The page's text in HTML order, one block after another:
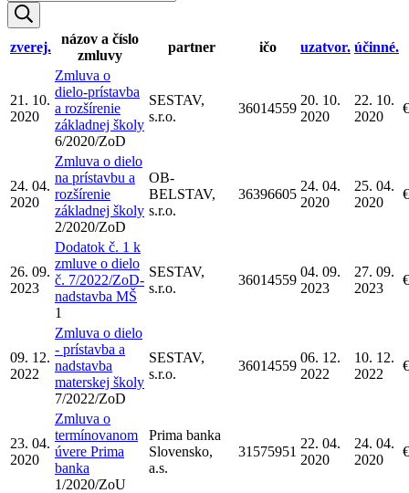
zverej.
názov a číslo
zmluvy
partner ičo uzatvor. účinné.
21. 10.
2020
Zmluva o
dielo-prístavba
a rozšírenie
základnej školy
6/2020/ZoD
SESTAV,
s.r.o.
36014559
20. 10.
2020
22. 10.
2020
24. 04.
2020
Zmluva o dielo
na prístavbu a
rozšírenie
základnej školy
2/2020/ZoD
OB-
BELSTAV,
s.r.o.
36396605
24. 04.
2020
25. 04.
2020
26. 09.
2023
Dodatok č. 1 k
zmluve o dielo
č. 7/2022/ZoD-
nadstavba MŠ
1
SESTAV,
s.r.o.
36014559
04. 09.
2023
27. 09.
2023
09. 12.
2022
Zmluva o dielo
- prístavba a
nadstavba
materskej školy
7/2022/ZoD
SESTAV,
s.r.o.
36014559
06. 12.
2022
10. 12.
2022
23. 04.
2020
Zmluva o
termínovanom
úvere Prima
banka
1/2020/ZoU
Prima banka
Slovensko,
a.s.
31575951
22. 04.
2020
24. 04.
2020